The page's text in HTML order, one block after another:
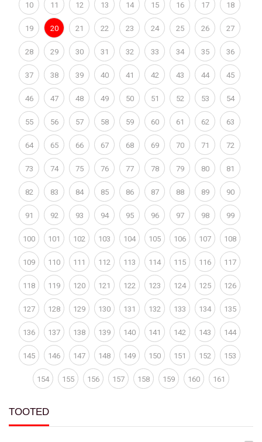
10 11 12 13 14 15 16 17 18
19 20 21 22 23 24 25 26 27
28 29 30 31 32 33 34 35 36
37 38 39 40 41 42 43 44 45
46 47 48 49 50 51 52 53 54
55 56 57 58 59 60 61 62 63
64 65 66 67 68 69 70 71 72
73 74 75 76 77 78 79 80 81
82 83 84 85 86 87 88 89 90
91 92 93 94 95 96 97 98 99
100 101 102 103 104 105 106 107 108
109 110 111 112 113 114 115 116 117
118 119 120 121 122 123 124 125 126
127 128 129 130 131 132 133 134 135
136 137 138 139 140 141 142 143 144
145 146 147 148 149 150 151 152 153
154 155 156 157 158 159 160 161
TOOTED